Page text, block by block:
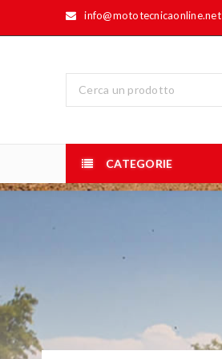
info@mototecnicaonline.net
CATEGORIE